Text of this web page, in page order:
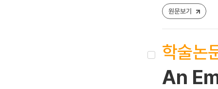
원문보기
학술논
An